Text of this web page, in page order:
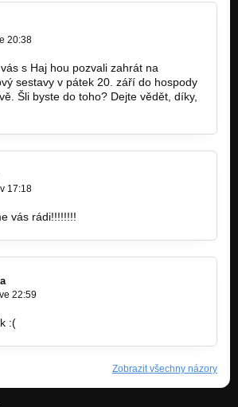
20:38
s Haj hou pozvali zahrát na
sestavy v pátek 20. září do hospody
Šli byste do toho? Dejte vědět, díky,
17:18
vás rádi!!!!!!!!
22:59
:(
Zobrazit všechny názory